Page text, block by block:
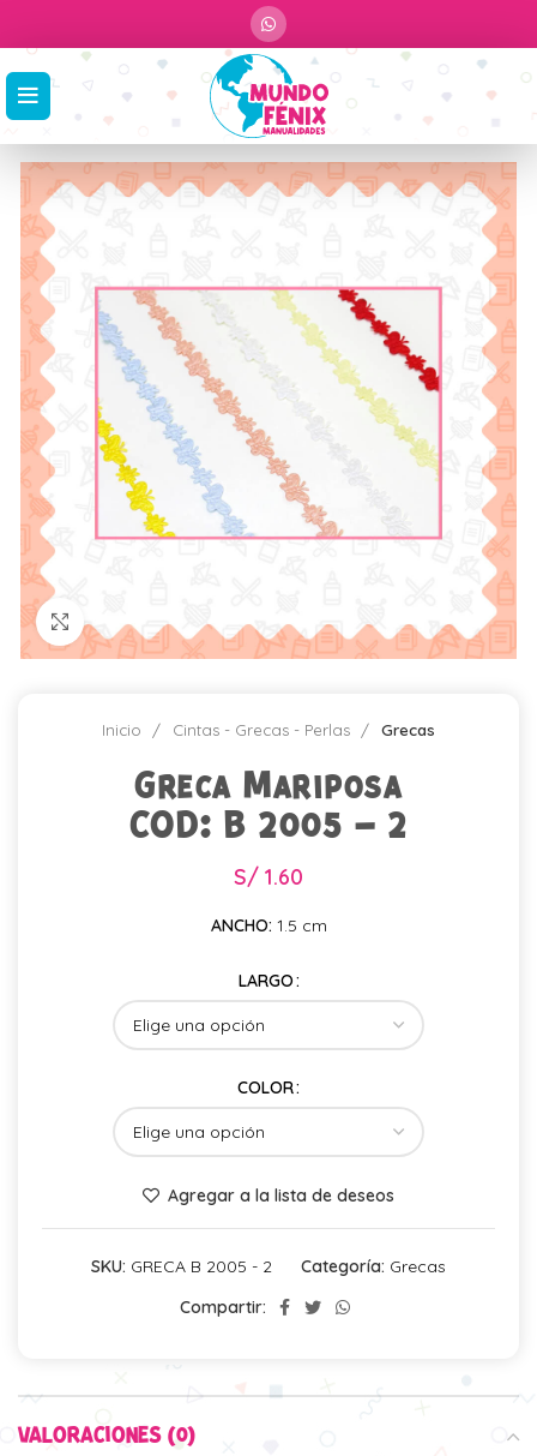
Click para agrandar
Inicio Cintas - Grecas - Perlas Grecas
Greca Mariposa
COD: B 2005 – 2
S/ 1.60
ANCHO: 1.5 cm
LARGO
COLOR
Agregar a la lista de deseos
SKU: GRECA B 2005 - 2 Categoría: Grecas
Compartir:
VALORACIONES (0)